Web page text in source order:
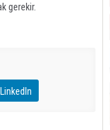
gerekir.
LinkedIn